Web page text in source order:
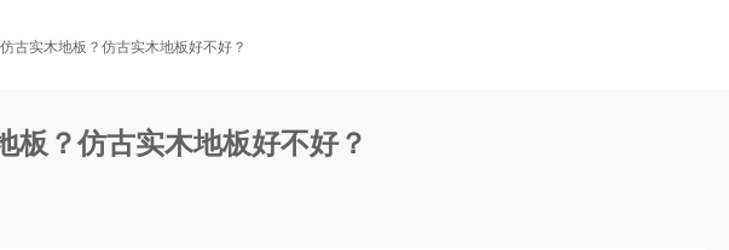
古实木地板？仿古实木地板好不好？
板？仿古实木地板好不好？